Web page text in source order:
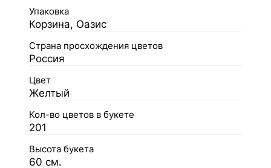
Упаковка
Корзина, Оазис
Страна просхождения цветов
Россия
Цвет
Желтый
Кол-во цветов в букете
201
Высота букета
60 см.